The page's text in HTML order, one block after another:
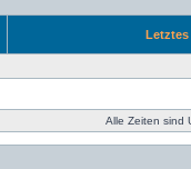
Letztes
Alle Zeiten sind